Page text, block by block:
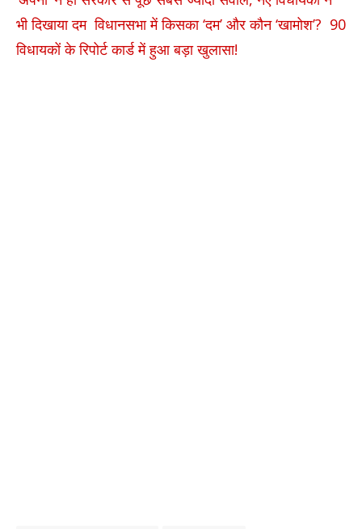
भी दिखाया दम विधानसभा में किसका ‘दम’ और कौन ‘खामोश’? 90
विधायकों के रिपोर्ट कार्ड में हुआ बड़ा खुलासा!